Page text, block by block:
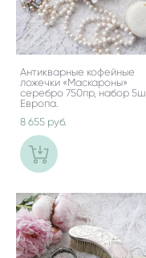
Антикварные кофейные
ложечки «Маскароны»
серебро 750пр, набор
Европа.
8 655 pуб.